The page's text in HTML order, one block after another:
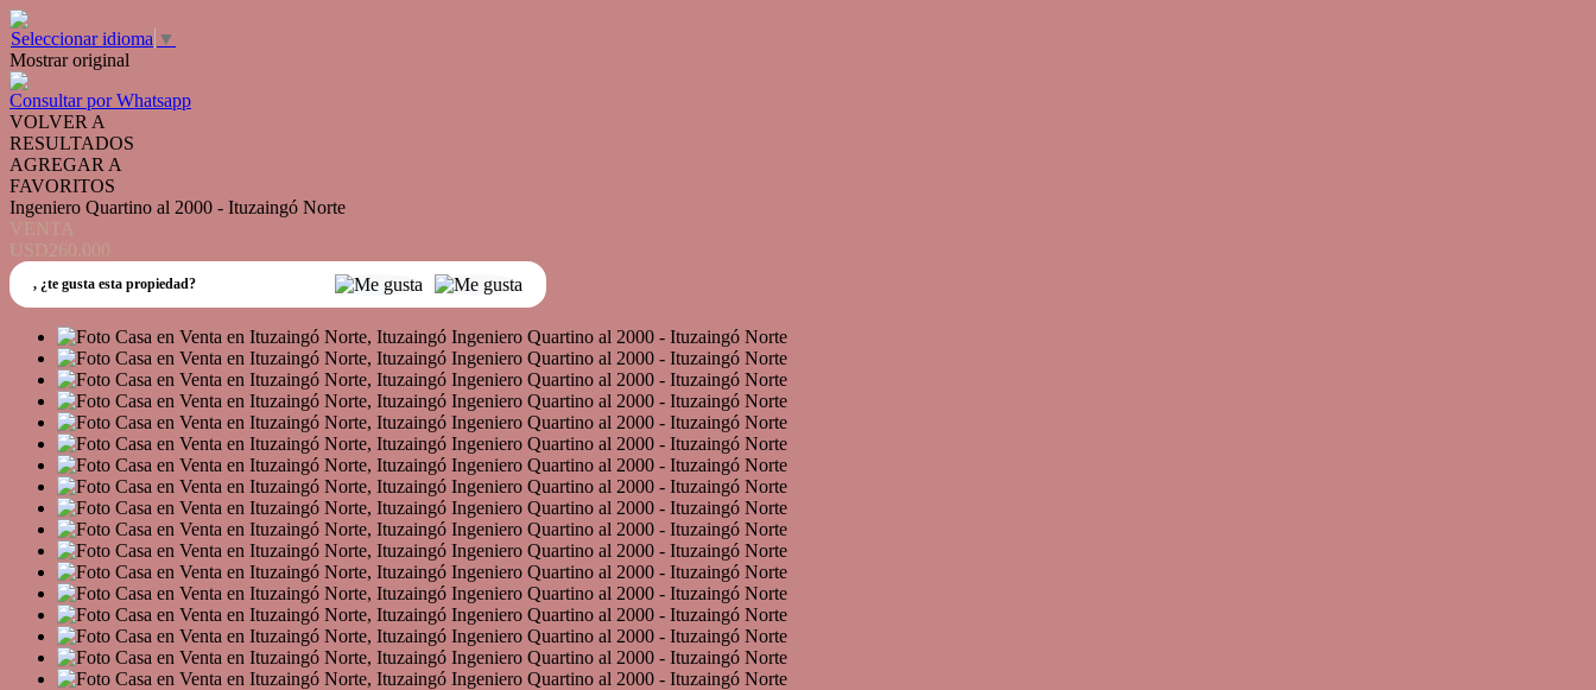
Seleccionar idioma ▼
Mostrar original
Consultar por Whatsapp
VOLVER A
RESULTADOS
AGREGAR A
FAVORITOS
Ingeniero Quartino al 2000 - Ituzaingó Norte
VENTA
USD260.000
, ¿te gusta esta propiedad?